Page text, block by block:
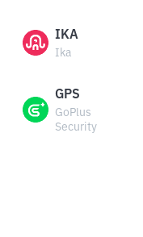
IKA
Ika
GPS
GoPlus
Security